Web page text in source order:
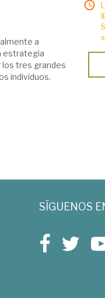
a
estrategia
tres grandes
individuos.
SÍGUENOS